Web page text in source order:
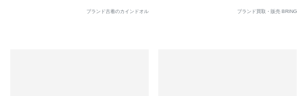
ブランド古着のカインドオル ブランド買取・販売 BRING